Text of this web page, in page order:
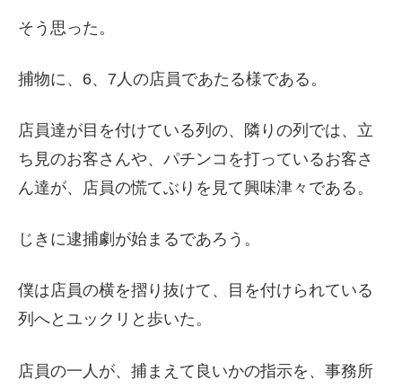
そう思った。
捕物に、6、7人の店員であたる様である。
店員達が目を付けている列の、隣りの列では、立
ち見のお客さんや、パチンコを打っているお客さ
ん達が、店員の慌てぶりを見て興味津々である。
じきに逮捕劇が始まるであろう。
僕は店員の横を摺り抜けて、目を付けられている
列へとユックリと歩いた。
店員の一人が、捕まえて良いかの指示を、事務所